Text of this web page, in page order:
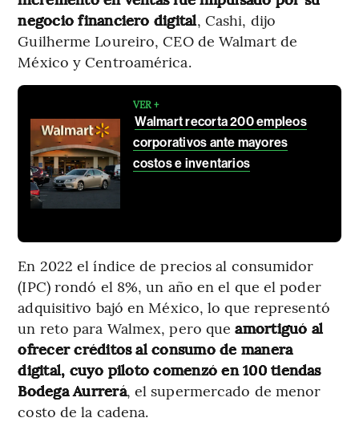
negocio financiero digital, Cashi, dijo
Guilherme Loureiro, CEO de Walmart de
México y Centroamérica.
VER +
Walmart recorta 200 empleos
corporativos ante mayores
costos e inventarios
En 2022 el índice de precios al consumidor
(IPC) rondó el 8%, un año en el que el poder
adquisitivo bajó en México, lo que representó
un reto para Walmex, pero queamortiguó al
ofrecer créditos al consumo de manera
digital, cuyo piloto comenzó en 100 tiendas
Bodega Aurrerá, el supermercado de menor
costo de la cadena.